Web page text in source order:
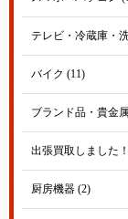
テレビ・冷蔵庫・
バイク (11)
ブランド品・貴金
出張買取しました
厨房機器 (2)